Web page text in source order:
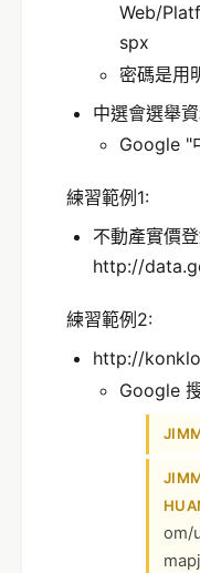
Web/
spx
密碼是用
中選會選舉
Google "
練習範例1:
不動產實價
http://
練習範例2:
http://
Google
om/